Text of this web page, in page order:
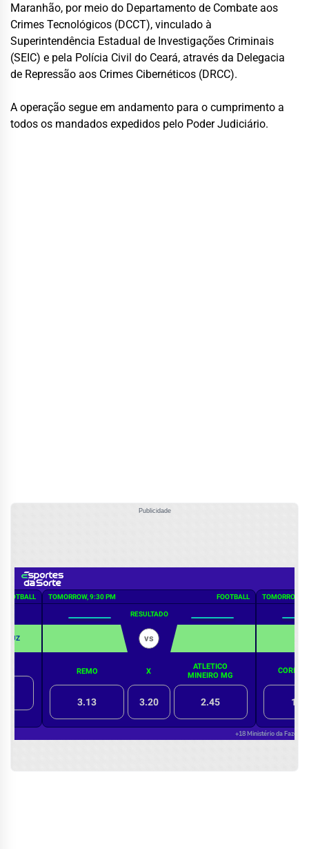
Maranhão, por meio do Departamento de Combate aos
Crimes Tecnológicos (DCCT), vinculado à
Superintendência Estadual de Investigações Criminais
(SEIC) e pela Polícia Civil do Ceará, através da Delegacia
de Repressão aos Crimes Cibernéticos (DRCC).
A operação segue em andamento para o cumprimento a
todos os mandados expedidos pelo Poder Judiciário.
Publicidade